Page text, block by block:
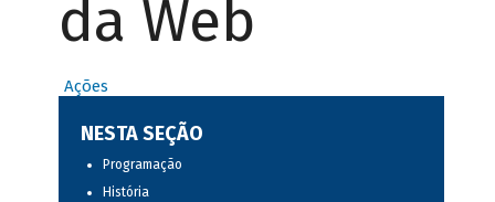
da Web
Ações
NESTA SEÇÃO
Programação
História